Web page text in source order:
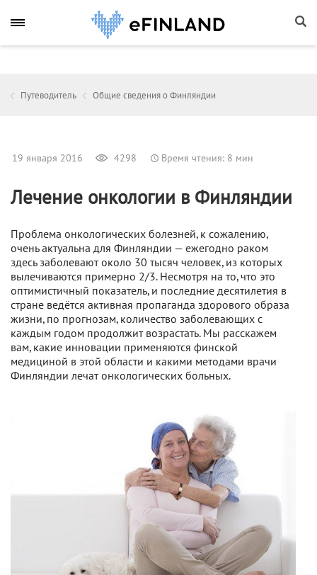
Путеводитель Общие сведения о Финляндии
19 января 2016 4298 Время чтения: 8 мин
Лечение онкологии в Финляндии
Проблема онкологических болезней, к сожалению,
очень актуальна для Финляндии — ежегодно раком
здесь заболевают около 30 тысяч человек, из которых
вылечиваются примерно 2/3. Несмотря на то, что это
оптимистичный показатель, и последние десятилетия в
стране ведётся активная пропаганда здорового образа
жизни, по прогнозам, количество заболевающих с
каждым годом продолжит возрастать. Мы расскажем
вам, какие инновации применяются финской
медициной в этой области и какими методами врачи
Финляндии лечат онкологических больных.